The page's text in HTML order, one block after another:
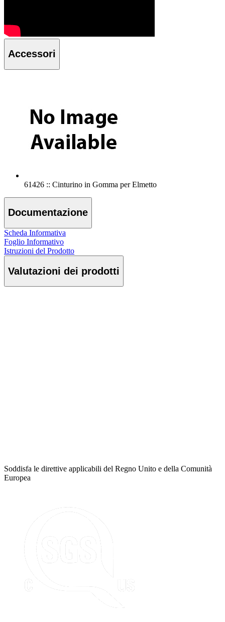
Accessori
61426 :: Cinturino in Gomma per Elmetto
Documentazione
Scheda Informativa
Foglio Informativo
Istruzioni del Prodotto
Valutazioni dei prodotti
Soddisfa le direttive applicabili del Regno Unito e della Comunità
Europea